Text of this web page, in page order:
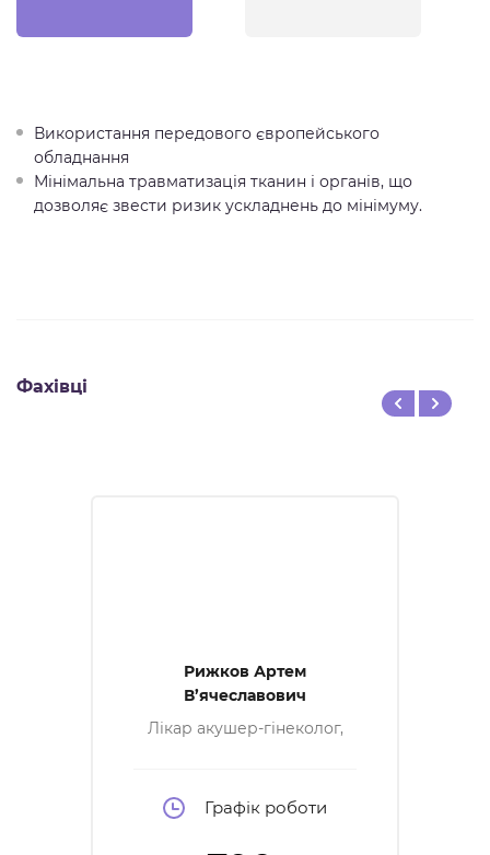
Використання передового європейського
обладнання
Мінімальна травматизація тканин і органів, що
дозволяє звести ризик ускладнень до мінімуму.
Фахівці
Рижков Артем
В’ячеславович
Лікар акушер-гінеколог,
естетичної гінекології,
Графік роботи